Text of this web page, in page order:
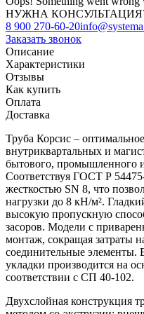
НУЖНА
8 900 270-60-20
Заказать звонок
Описание
Характеристики
Отзывы
Как купить
Оплата
Доставка
Труба Корсис –
внутриквартальных и
бытового, промышленного
Соответствуя ГОСТ Р
жесткостью SN 8, что
нагрузки до 8 кН/м².
высокую пропускную
засоров. Модели с
монтаж, сокращая затраты
соединительные элементы.
укладки производится на
соответствии с СП 40-102.
Двухслойная конструкция